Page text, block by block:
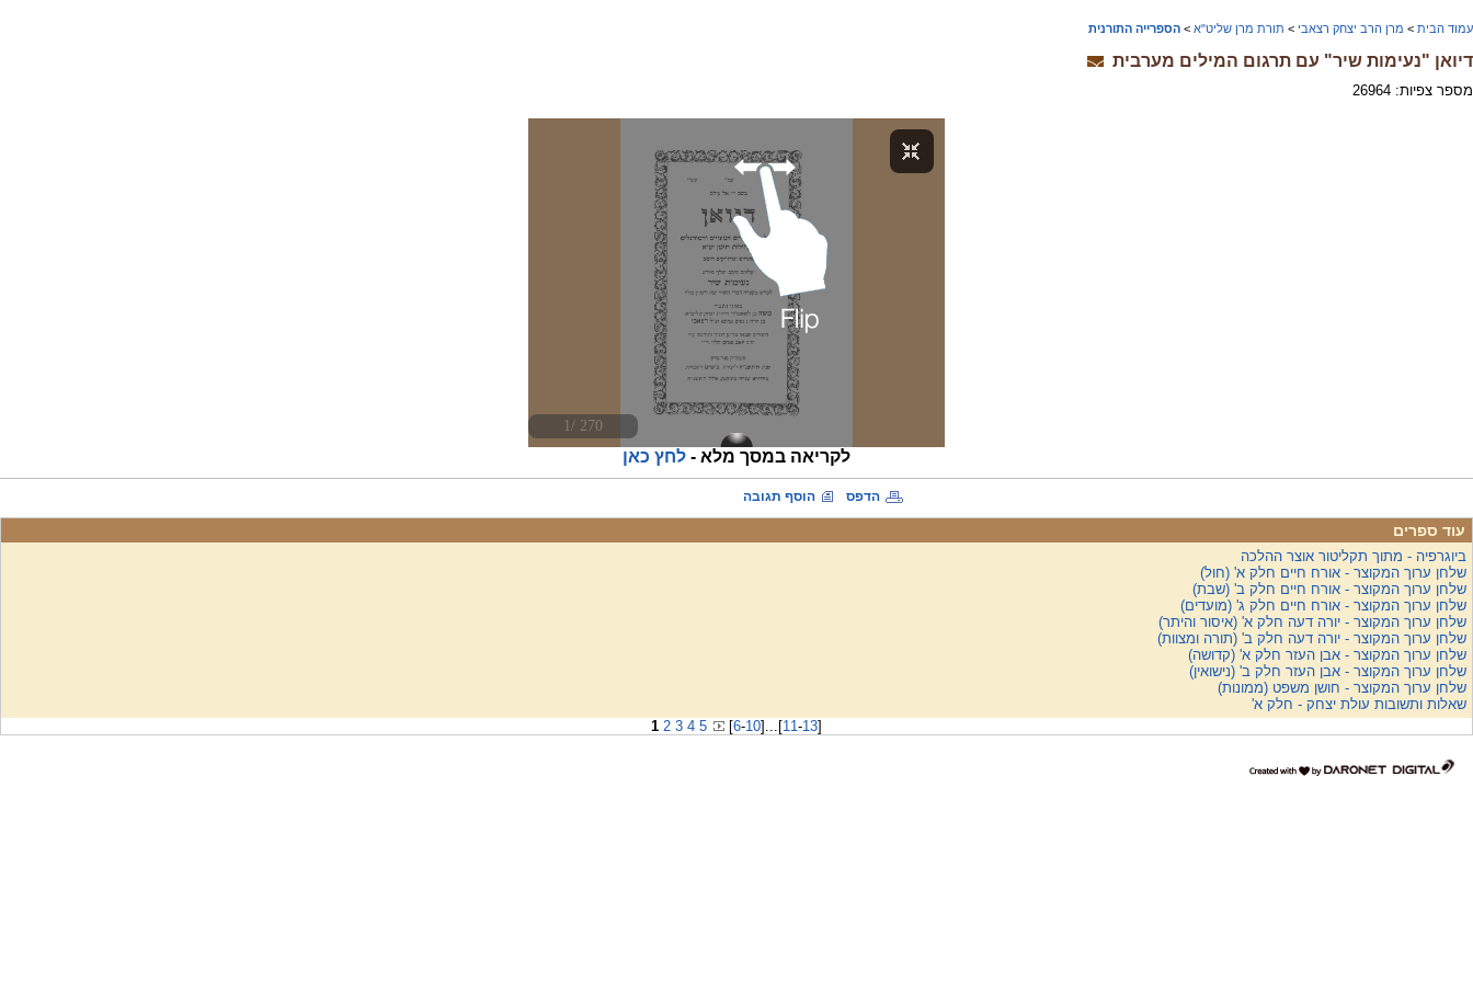
עמוד הבית > מרן הרב יצחק רצאבי > תורת מרן שליט"א > הספרייה התורנית
דיואן "נעימות שיר" עם תרגום המילים מערבית
מספר צפיות: 26964
לקריאה במסך מלא - לחץ כאן
הדפס הוסף תגובה
עוד ספרים
ביוגרפיה - מתוך תקליטור אוצר ההלכה
שלחן ערוך המקוצר - אורח חיים חלק א' (חול)
שלחן ערוך המקוצר - אורח חיים חלק ב' (שבת)
שלחן ערוך המקוצר - אורח חיים חלק ג' (מועדים)
שלחן ערוך המקוצר - יורה דעה חלק א' (איסור והיתר)
שלחן ערוך המקוצר - יורה דעה חלק ב' (תורה ומצוות)
שלחן ערוך המקוצר - אבן העזר חלק א' (קדושה)
שלחן ערוך המקוצר - אבן העזר חלק ב' (נישואין)
שלחן ערוך המקוצר - חושן משפט (ממונות)
שאלות ותשובות עולת יצחק - חלק א'
1 2 3 4 5 [6-10] ... [11-13]
דרונט